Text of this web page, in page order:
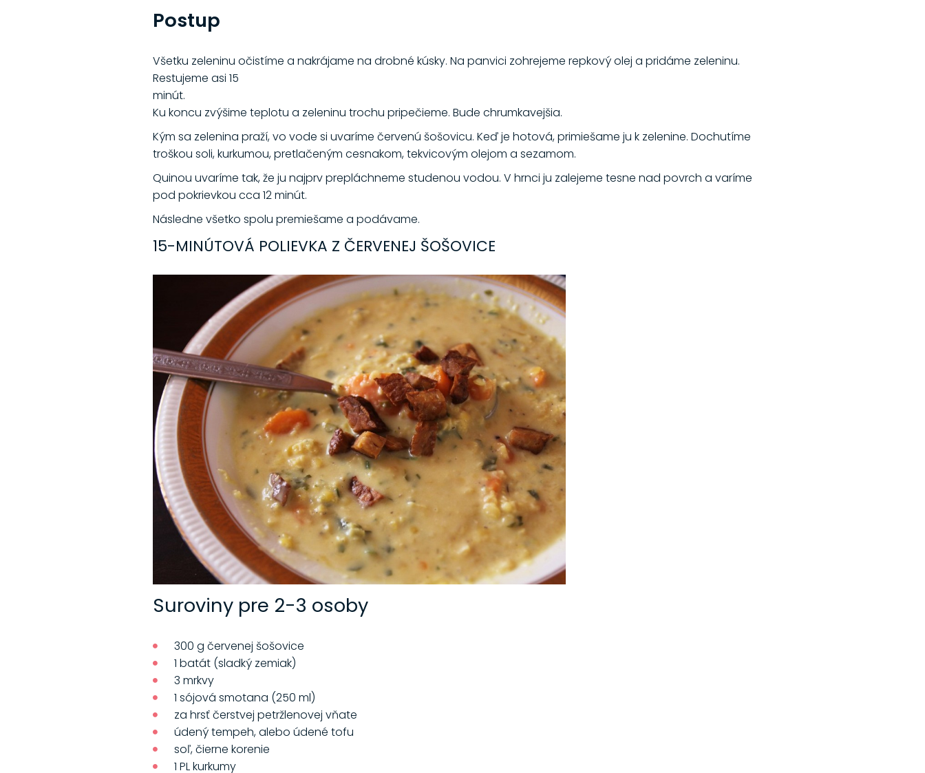
Postup
Všetku zeleninu očistíme a nakrájame na drobné kúsky. Na panvici zohrejeme repkový olej a pridáme zeleninu.
Restujeme asi 15
minút.
Ku koncu zvýšime teplotu a zeleninu trochu pripečieme. Bude chrumkavejšia.
Kým sa zelenina praží, vo vode si uvaríme červenú šošovicu. Keď je hotová, primiešame ju k zelenine. Dochutíme
troškou soli, kurkumou, pretlačeným cesnakom, tekvicovým olejom a sezamom.
Quinou uvaríme tak, že ju najprv prepláchneme studenou vodou. V hrnci ju zalejeme tesne nad povrch a varíme
pod pokrievkou cca 12 minút.
Následne všetko spolu premiešame a podávame.
15-MINÚTOVÁ POLIEVKA Z ČERVENEJ ŠOŠOVICE
Suroviny pre 2-3 osoby
300 g červenej šošovice
1 batát (sladký zemiak)
3 mrkvy
1 sójová smotana (250 ml)
za hrsť čerstvej petržlenovej vňate
údený tempeh, alebo údené tofu
soľ, čierne korenie
1 PL kurkumy